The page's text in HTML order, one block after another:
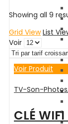
Showing all 9
Grid View List
Voir
Voir Produit
TV-Son-Photos
CLÉ WIFI